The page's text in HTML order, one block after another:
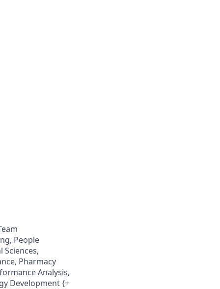
People
Sciences,
Pharmacy
Analysis,
Development {+